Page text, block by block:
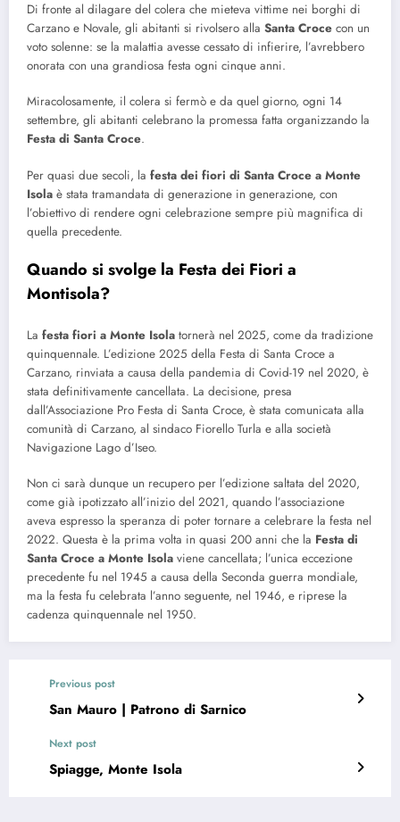
Di fronte al dilagare del colera che mieteva vittime nei borghi di
Carzano e Novale, gli abitanti si rivolsero alla Santa Croce con un
voto solenne: se la malattia avesse cessato di infierire, l’avrebbero
onorata con una grandiosa festa ogni cinque anni.
Miracolosamente, il colera si fermò e da quel giorno, ogni 14
settembre, gli abitanti celebrano la promessa fatta organizzando la
Festa di Santa Croce.
Per quasi due secoli, la festa dei fiori di Santa Croce a Monte
Isola è stata tramandata di generazione in generazione, con
l’obiettivo di rendere ogni celebrazione sempre più magnifica di
quella precedente.
Quando si svolge la Festa dei Fiori a
Montisola?
La festa fiori a Monte Isola tornerà nel 2025, come da tradizione
quinquennale. L’edizione 2025 della Festa di Santa Croce a
Carzano, rinviata a causa della pandemia di Covid-19 nel 2020, è
stata definitivamente cancellata. La decisione, presa
dall’Associazione Pro Festa di Santa Croce, è stata comunicata alla
comunità di Carzano, al sindaco Fiorello Turla e alla società
Navigazione Lago d’Iseo.
Non ci sarà dunque un recupero per l’edizione saltata del 2020,
come già ipotizzato all’inizio del 2021, quando l’associazione
aveva espresso la speranza di poter tornare a celebrare la festa nel
2022. Questa è la prima volta in quasi 200 anni che la Festa di
Santa Croce a Monte Isola viene cancellata; l’unica eccezione
precedente fu nel 1945 a causa della Seconda guerra mondiale,
ma la festa fu celebrata l’anno seguente, nel 1946, e riprese la
cadenza quinquennale nel 1950.
Previous post
San Mauro | Patrono di Sarnico
Next post
Spiagge, Monte Isola